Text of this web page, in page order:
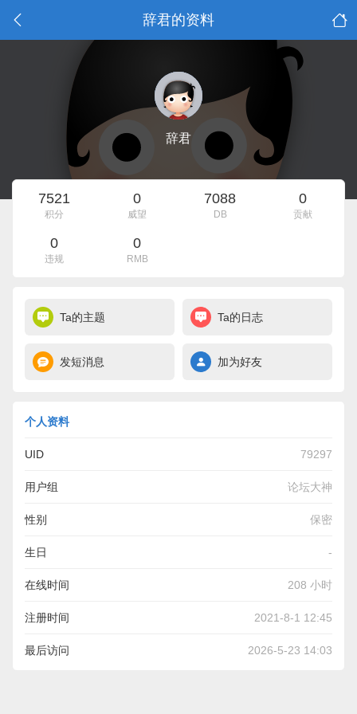
辞君的资料
辞君
7521
积分
0
威望
7088
DB
0
贡献
0
违规
0
RMB
Ta的主题 Ta的日志
发短消息 加为好友
个人资料
UID 79297
用户组 论坛大神
性别 保密
生日 -
在线时间 208 小时
注册时间 2021-8-1 12:45
最后访问 2026-5-23 14:03